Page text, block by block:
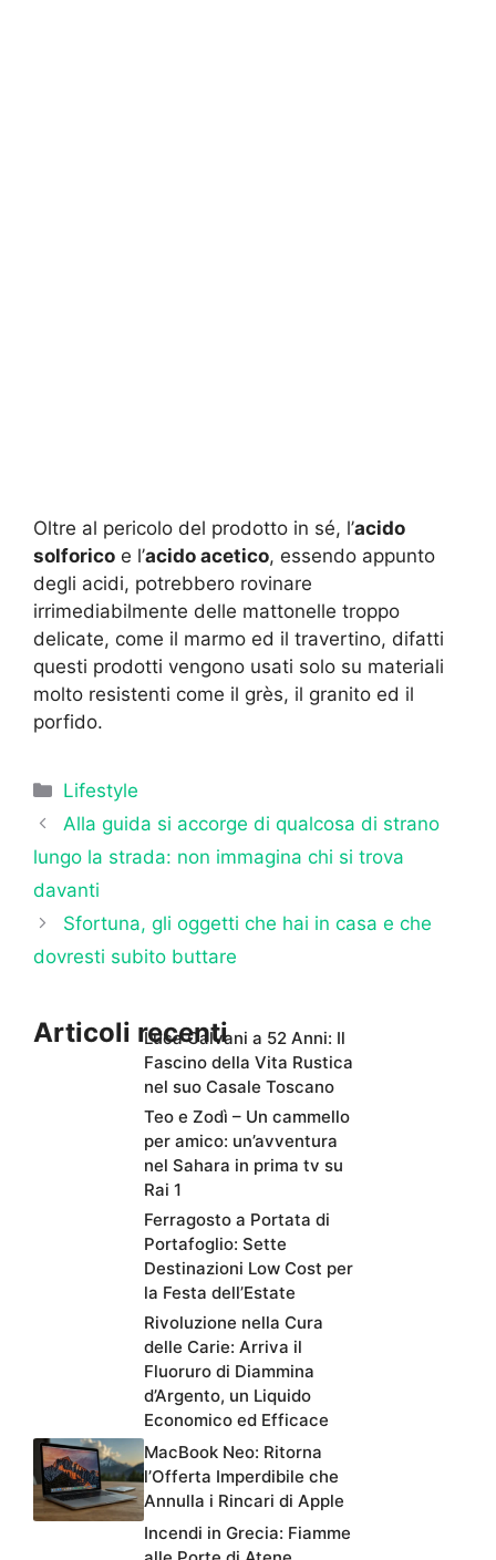
Oltre al pericolo del prodotto in sé, l’acido
solforico e l’acido acetico, essendo appunto
degli acidi, potrebbero rovinare
irrimediabilmente delle mattonelle troppo
delicate, come il marmo ed il travertino, difatti
questi prodotti vengono usati solo su materiali
molto resistenti come il grès, il granito ed il
porfido.
Categorie
Lifestyle
Alla guida si accorge di qualcosa di strano
lungo la strada: non immagina chi si trova
davanti
Sfortuna, gli oggetti che hai in casa e che
dovresti subito buttare
Articoli recentiLuca Calvani a 52 Anni: Il
Fascino della Vita Rustica
nel suo Casale Toscano
Teo e Zodì – Un cammello
per amico: un’avventura
nel Sahara in prima tv su
Rai 1
Ferragosto a Portata di
Portafoglio: Sette
Destinazioni Low Cost per
la Festa dell’Estate
Rivoluzione nella Cura
delle Carie: Arriva il
Fluoruro di Diammina
d’Argento, un Liquido
Economico ed Efficace
MacBook Neo: Ritorna
l’Offerta Imperdibile che
Annulla i Rincari di Apple
Incendi in Grecia: Fiamme